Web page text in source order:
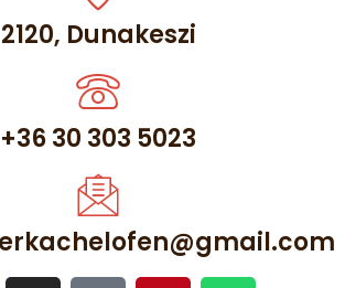
2120, Dunakeszi
+36 30 303 5023